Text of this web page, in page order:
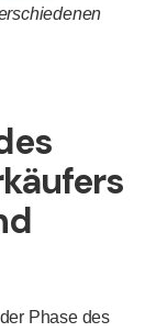
Phase des